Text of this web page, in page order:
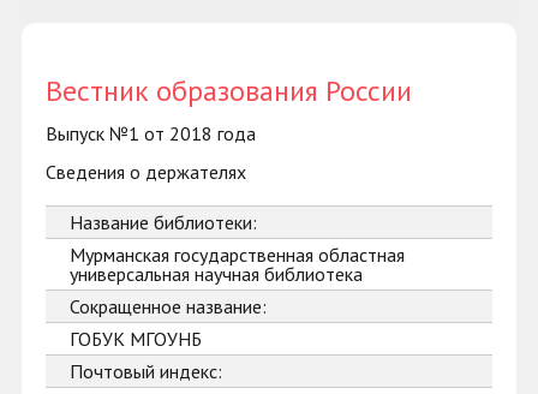
Вестник образования России
Выпуск №1 от 2018 года
Сведения о держателях
Название библиотеки:
Мурманская государственная областная
универсальная научная библиотека
Сокращенное название:
ГОБУК МГОУНБ
Почтовый индекс: